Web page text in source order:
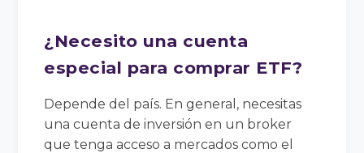
¿Necesito una cuenta
especial para comprar ETF?
Depende del país. En general, necesitas
una cuenta de inversión en un broker
que tenga acceso a mercados como el